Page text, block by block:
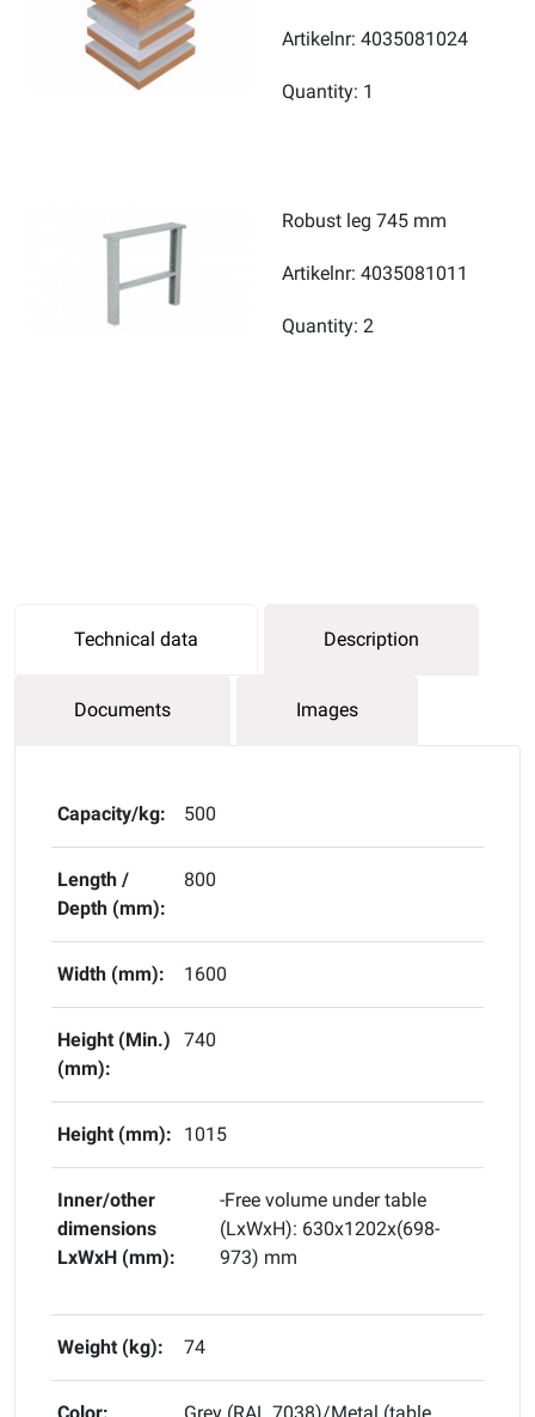
Artikelnr: 4035081024
Quantity: 1
Robust leg 745 mm
Artikelnr: 4035081011
Quantity: 2
Technical data Description
Documents Images
Capacity/kg: 500
Length /
Depth (mm):
800
Width (mm): 1600
Height (Min.)
(mm):
740
Height (mm): 1015
Inner/other
dimensions
LxWxH (mm):
-Free volume under table
(LxWxH): 630x1202x(698-
973) mm
Weight (kg): 74